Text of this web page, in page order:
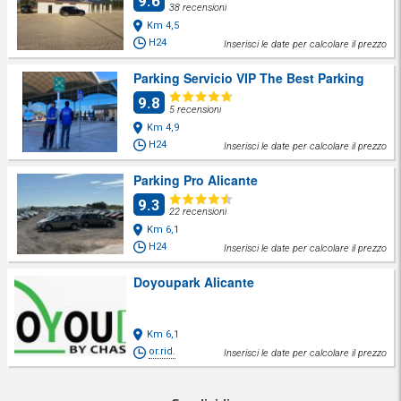
38 recensioni
Km 4,5
H24
Inserisci le date per calcolare il prezzo
Parking Servicio VIP The Best Parking
9.8
5 recensioni
Km 4,9
H24
Inserisci le date per calcolare il prezzo
Parking Pro Alicante
9.3
22 recensioni
Km 6,1
H24
Inserisci le date per calcolare il prezzo
Doyoupark Alicante
Km 6,1
or.rid.
Inserisci le date per calcolare il prezzo